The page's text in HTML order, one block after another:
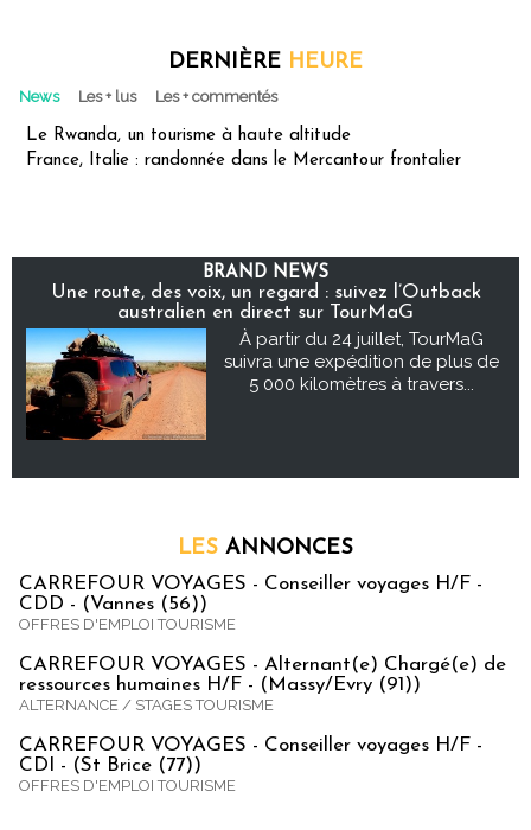
DERNIÈRE HEURE
News Les + lus Les + commentés
Le Rwanda, un tourisme à haute altitude
France, Italie : randonnée dans le Mercantour frontalier
BRAND NEWS
Une route, des voix, un regard : suivez l’Outback
australien en direct sur TourMaG
À partir du 24 juillet, TourMaG
suivra une expédition de plus de
5 000 kilomètres à travers...
LES ANNONCES
CARREFOUR VOYAGES - Conseiller voyages H/F -
CDD - (Vannes (56))
OFFRES D'EMPLOI TOURISME
CARREFOUR VOYAGES - Alternant(e) Chargé(e) de
ressources humaines H/F - (Massy/Evry (91))
ALTERNANCE / STAGES TOURISME
CARREFOUR VOYAGES - Conseiller voyages H/F -
CDI - (St Brice (77))
OFFRES D'EMPLOI TOURISME